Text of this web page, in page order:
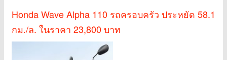
Honda Wave Alpha 110 รถครอบครัว ประหยัด 58.1
กม./ล. ในราคา 23,800 บาท